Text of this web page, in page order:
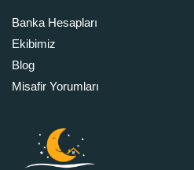
Banka Hesapları
Ekibimiz
Blog
Misafir Yorumları